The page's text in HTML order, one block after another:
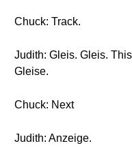
Chuck: Track.
Judith: Gleis. Gleis.
Gleise.
Chuck: Next
Judith: Anzeige.